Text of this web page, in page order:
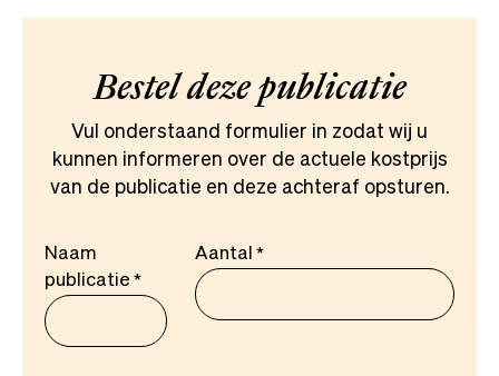
Bestel deze publicatie
Vul onderstaand formulier in zodat wij u
kunnen informeren over de actuele kostprijs
van de publicatie en deze achteraf opsturen.
Naam
publicatie
Aantal